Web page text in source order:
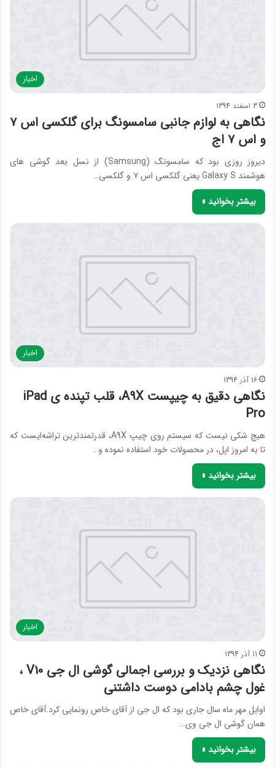
اخبار
3 اسفند 1394
نگاهی به لوازم جانبی سامسونگ برای گلکسی اس ۷
و اس ۷ اج
دیروز روزی بود که سامسونگ (Samsung) از نسل بعد گوشی های
هوشمند Galaxy S یعنی گلکسی اس ۷ و گلکسی…
بیشتر بخوانید »
اخبار
16 آذر 1394
نگاهی دقیق به چیپست A9X، قلب تپنده ی iPad
Pro
هیچ شکی نیست که سیستم روی چیپ A9X، قدرتمندترین تراشه‌ایست که
تا به امروز اپل، در محصولات خود استفاده نموده و…
بیشتر بخوانید »
اخبار
11 آذر 1394
نگاهی نزدیک و بررسی اجمالی گوشی ال جی V10 ،
غول چشم بادامی دوست داشتنی
اوایل مهر ماه سال جاری بود که ال جی از آقای خاص رونمایی کرد.آقای خاص
همان گوشی ال جی وی…
بیشتر بخوانید »